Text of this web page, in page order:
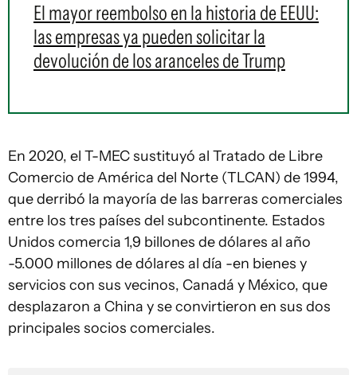
El mayor reembolso en la historia de EEUU:
las empresas ya pueden solicitar la
devolución de los aranceles de Trump
En 2020, el T-MEC sustituyó al Tratado de Libre
Comercio de América del Norte (TLCAN) de 1994,
que derribó la mayoría de las barreras comerciales
entre los tres países del subcontinente. Estados
Unidos comercia 1,9 billones de dólares al año
-5.000 millones de dólares al día -en bienes y
servicios con sus vecinos, Canadá y México, que
desplazaron a China y se convirtieron en sus dos
principales socios comerciales.